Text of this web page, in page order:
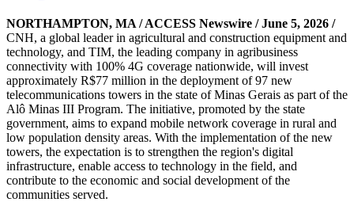
NORTHAMPTON, MA / ACCESS Newswire / June 5, 2026 /
CNH, a global leader in agricultural and construction equipment and
technology, and TIM, the leading company in agribusiness
connectivity with 100% 4G coverage nationwide, will invest
approximately R$77 million in the deployment of 97 new
telecommunications towers in the state of Minas Gerais as part of the
Alô Minas III Program. The initiative, promoted by the state
government, aims to expand mobile network coverage in rural and
low population density areas. With the implementation of the new
towers, the expectation is to strengthen the region's digital
infrastructure, enable access to technology in the field, and
contribute to the economic and social development of the
communities served.